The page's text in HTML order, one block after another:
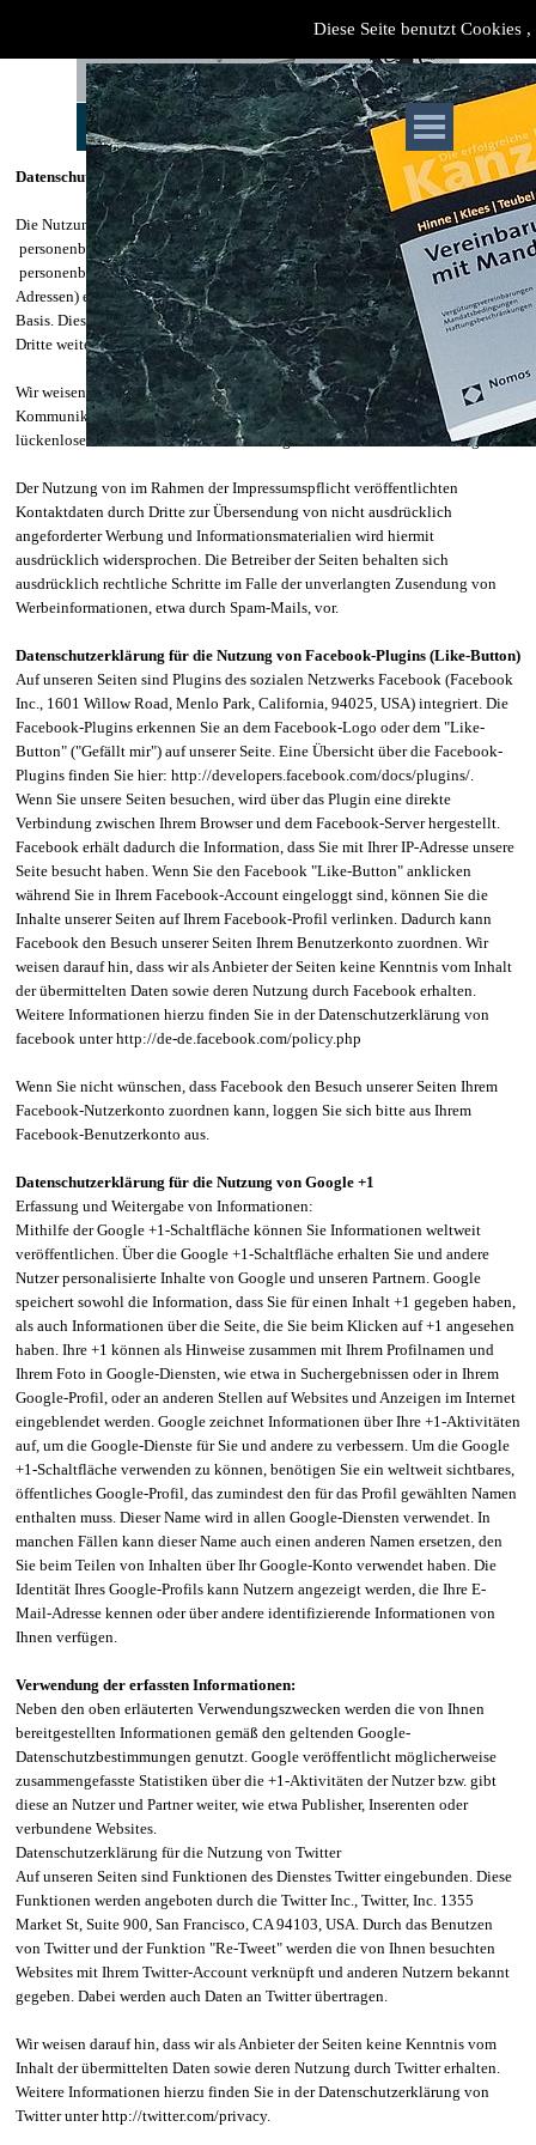
Diese Seite benutzt Cookies
Datenschutz
Die Nutzung unserer Website ist in der Regel ohne Angabe
personenbezogener Daten möglich. Soweit auf unseren Seiten
personenbezogene Daten (beispielsweise Name, Anschrift oder eMail-
Adressen) erhoben werden, erfolgt dies, soweit möglich, stets auf freiwilliger
Basis. Diese Daten werden ohne Ihre ausdrückliche Zustimmung nicht an
Dritte weitergegeben.
Wir weisen darauf hin, dass die Datenübertragung im Internet (z.B. bei der
Kommunikation per E-Mail) Sicherheitslücken aufweisen kann. Ein
lückenloser Schutz der Daten vor dem Zugriff durch Dritte ist nicht möglich.
Der Nutzung von im Rahmen der Impressumspflicht veröffentlichten
Kontaktdaten durch Dritte zur Übersendung von nicht ausdrücklich
angeforderter Werbung und Informationsmaterialien wird hiermit
ausdrücklich widersprochen. Die Betreiber der Seiten behalten sich
ausdrücklich rechtliche Schritte im Falle der unverlangten Zusendung von
Werbeinformationen, etwa durch Spam-Mails, vor.
Datenschutzerklärung für die Nutzung von Facebook-Plugins (Like-Button)
Auf unseren Seiten sind Plugins des sozialen Netzwerks Facebook (Facebook
Inc., 1601 Willow Road, Menlo Park, California, 94025, USA) integriert. Die
Facebook-Plugins erkennen Sie an dem Facebook-Logo oder dem "Like-
Button" ("Gefällt mir") auf unserer Seite. Eine Übersicht über die Facebook-
Plugins finden Sie hier: http://developers.facebook.com/docs/plugins/.
Wenn Sie unsere Seiten besuchen, wird über das Plugin eine direkte
Verbindung zwischen Ihrem Browser und dem Facebook-Server hergestellt.
Facebook erhält dadurch die Information, dass Sie mit Ihrer IP-Adresse unsere
Seite besucht haben. Wenn Sie den Facebook "Like-Button" anklicken
während Sie in Ihrem Facebook-Account eingeloggt sind, können Sie die
Inhalte unserer Seiten auf Ihrem Facebook-Profil verlinken. Dadurch kann
Facebook den Besuch unserer Seiten Ihrem Benutzerkonto zuordnen. Wir
weisen darauf hin, dass wir als Anbieter der Seiten keine Kenntnis vom Inhalt
der übermittelten Daten sowie deren Nutzung durch Facebook erhalten.
Weitere Informationen hierzu finden Sie in der Datenschutzerklärung von
facebook unter http://de-de.facebook.com/policy.php
Wenn Sie nicht wünschen, dass Facebook den Besuch unserer Seiten Ihrem
Facebook-Nutzerkonto zuordnen kann, loggen Sie sich bitte aus Ihrem
Facebook-Benutzerkonto aus.
Datenschutzerklärung für die Nutzung von Google +1
Erfassung und Weitergabe von Informationen:
Mithilfe der Google +1-Schaltfläche können Sie Informationen weltweit
veröffentlichen. Über die Google +1-Schaltfläche erhalten Sie und andere
Nutzer personalisierte Inhalte von Google und unseren Partnern. Google
speichert sowohl die Information, dass Sie für einen Inhalt +1 gegeben haben,
als auch Informationen über die Seite, die Sie beim Klicken auf +1 angesehen
haben. Ihre +1 können als Hinweise zusammen mit Ihrem Profilnamen und
Ihrem Foto in Google-Diensten, wie etwa in Suchergebnissen oder in Ihrem
Google-Profil, oder an anderen Stellen auf Websites und Anzeigen im Internet
eingeblendet werden. Google zeichnet Informationen über Ihre +1-Aktivitäten
auf, um die Google-Dienste für Sie und andere zu verbessern. Um die Google
+1-Schaltfläche verwenden zu können, benötigen Sie ein weltweit sichtbares,
öffentliches Google-Profil, das zumindest den für das Profil gewählten Namen
enthalten muss. Dieser Name wird in allen Google-Diensten verwendet. In
manchen Fällen kann dieser Name auch einen anderen Namen ersetzen, den
Sie beim Teilen von Inhalten über Ihr Google-Konto verwendet haben. Die
Identität Ihres Google-Profils kann Nutzern angezeigt werden, die Ihre E-
Mail-Adresse kennen oder über andere identifizierende Informationen von
Ihnen verfügen.
Verwendung der erfassten Informationen:
Neben den oben erläuterten Verwendungszwecken werden die von Ihnen
bereitgestellten Informationen gemäß den geltenden Google-
Datenschutzbestimmungen genutzt. Google veröffentlicht möglicherweise
zusammengefasste Statistiken über die +1-Aktivitäten der Nutzer bzw. gibt
diese an Nutzer und Partner weiter, wie etwa Publisher, Inserenten oder
verbundene Websites.
Datenschutzerklärung für die Nutzung von Twitter
Auf unseren Seiten sind Funktionen des Dienstes Twitter eingebunden. Diese
Funktionen werden angeboten durch die Twitter Inc., Twitter, Inc. 1355
Market St, Suite 900, San Francisco, CA 94103, USA. Durch das Benutzen
von Twitter und der Funktion "Re-Tweet" werden die von Ihnen besuchten
Websites mit Ihrem Twitter-Account verknüpft und anderen Nutzern bekannt
gegeben. Dabei werden auch Daten an Twitter übertragen.
Wir weisen darauf hin, dass wir als Anbieter der Seiten keine Kenntnis vom
Inhalt der übermittelten Daten sowie deren Nutzung durch Twitter erhalten.
Weitere Informationen hierzu finden Sie in der Datenschutzerklärung von
Twitter unter http://twitter.com/privacy.